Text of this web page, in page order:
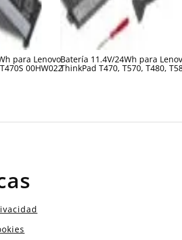
para Lenovo
00HW022
Batería 11.4V/24Wh para
ThinkPad T470, T570, T480,